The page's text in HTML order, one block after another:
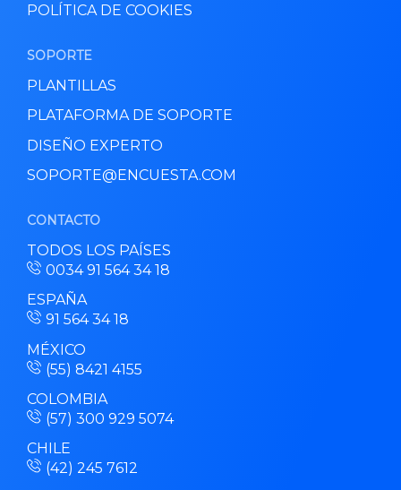
POLÍTICA DE COOKIES
SOPORTE
PLANTILLAS
PLATAFORMA DE SOPORTE
DISEÑO EXPERTO
SOPORTE@ENCUESTA.COM
CONTACTO
TODOS LOS PAÍSES
0034 91 564 34 18
ESPAÑA
91 564 34 18
MÉXICO
(55) 8421 4155
COLOMBIA
(57) 300 929 5074
CHILE
(42) 245 7612